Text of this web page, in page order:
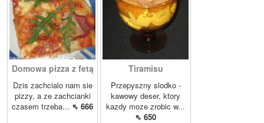
Domowa pizza z fetą
Dzis zachcialo nam sie
pizzy, a ze zachcianki
czasem trzeba... ⇖ 666
Tiramisu
Przepyszny slodko -
kawowy deser, ktory
kazdy moze zrobic w...
⇖ 650